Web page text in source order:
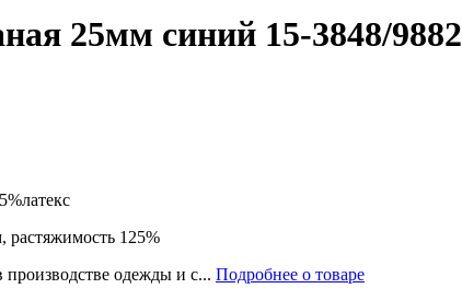
25мм синий 15-3848/9882
растяжимость 125%
производстве одежды и с... Подробнее о товаре